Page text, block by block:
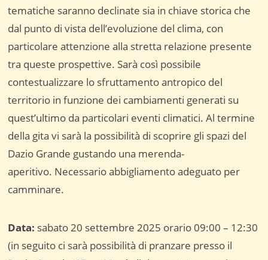
tematiche saranno declinate sia in chiave storica che
dal punto di vista dell’evoluzione del clima, con
particolare attenzione alla stretta relazione presente
tra queste prospettive. Sarà così possibile
contestualizzare lo sfruttamento antropico del
territorio in funzione dei cambiamenti generati su
quest’ultimo da particolari eventi climatici. Al termine
della gita vi sarà la possibilità di scoprire gli spazi del
Dazio Grande gustando una merenda-
aperitivo. Necessario abbigliamento adeguato per
camminare.
Data: sabato 20 settembre 2025 orario 09:00 – 12:30
(in seguito ci sarà possibilità di pranzare presso il